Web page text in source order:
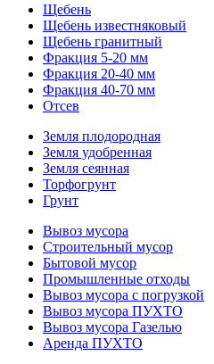
Щебень
Щебень известняковый
Щебень гранитный
Фракция 5-20 мм
Фракция 20-40 мм
Фракция 40-70 мм
Отсев
Земля плодородная
Земля удобренная
Земля сеянная
Торфогрунт
Грунт
Вывоз мусора
Строительный мусор
Бытовой мусор
Промышленные отходы
Вывоз мусора с погрузкой
Вывоз мусора ПУХТО
Вывоз мусора Газелью
Аренда ПУХТО